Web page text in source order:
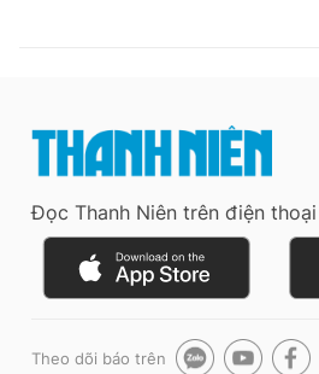
Đọc Thanh Niên trên điện thoại
Theo dõi báo trên